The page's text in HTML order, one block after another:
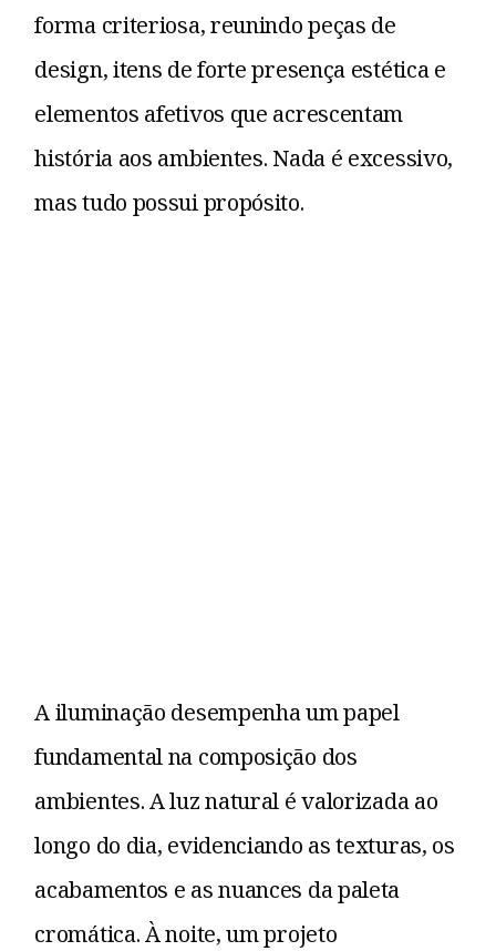
forma criteriosa, reunindo peças de
design, itens de forte presença estética e
elementos afetivos que acrescentam
história aos ambientes. Nada é excessivo,
mas tudo possui propósito.
A iluminação desempenha um papel
fundamental na composição dos
ambientes. A luz natural é valorizada ao
longo do dia, evidenciando as texturas, os
acabamentos e as nuances da paleta
cromática. À noite, um projeto